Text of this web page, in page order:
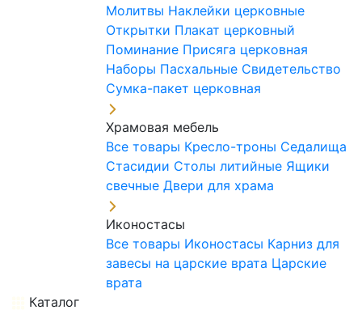
Молитвы Наклейки церковные
Открытки Плакат церковный
Поминание Присяга церковная
Наборы Пасхальные Свидетельство
Сумка-пакет церковная
Храмовая мебель
Все товары Кресло-троны Седалища
Стасидии Столы литийные Ящики
свечные Двери для храма
Иконостасы
Все товары Иконостасы Карниз для
завесы на царские врата Царские
врата
Каталог